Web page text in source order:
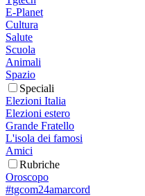
E-Planet
Cultura
Salute
Scuola
Animali
Spazio
Speciali
Elezioni Italia
Elezioni estero
Grande Fratello
L'isola dei famosi
Amici
Rubriche
Oroscopo
#tgcom24amarcord